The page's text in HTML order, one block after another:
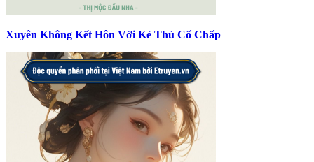
Xuyên Không Kết Hôn Với Kẻ Thù Cố Chấp